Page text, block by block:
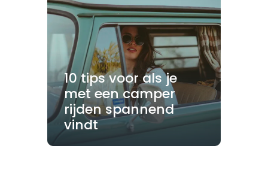
10 tips voor als je
met een camper
rijden spannend
vindt